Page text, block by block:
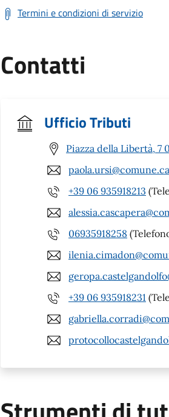
Termini e condizioni di servizio
Contatti
Ufficio Tributi
Piazza della Libertà, 7
+39 06 935918213
06935918258
+39 06 935918231